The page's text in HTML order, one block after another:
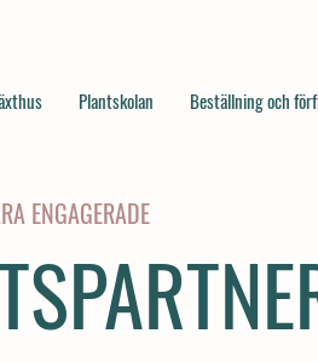
Plantskolan Beställning och
ENGAGERADE